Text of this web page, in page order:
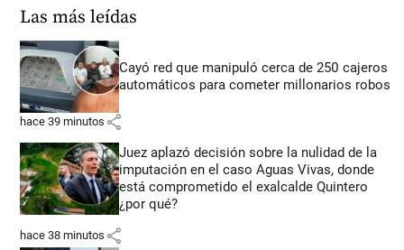
Las más leídas
Cayó red que manipuló cerca de 250 cajeros
automáticos para cometer millonarios robos
hace 39 minutos share
Juez aplazó decisión sobre la nulidad de la
imputación en el caso Aguas Vivas, donde
está comprometido el exalcalde Quintero
¿por qué?
hace 38 minutos share